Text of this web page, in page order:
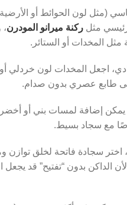
مثل ركنة ميرانو المودرن
المخدات أو الستائر.
اجعل المخدات لون خردلي
طابع عصري بدون صدام.
يمكن إضافة لمسات بني أو
مع سجاد بسيط.
اختر سجادة فاتحة لخلق توازن
الداكن بدون “تفتيح” قد يجعل